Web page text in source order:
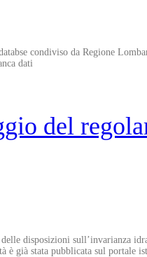
condiviso da Regione
dati
del
disposizioni sull’invarianza
già stata pubblicata sul portale